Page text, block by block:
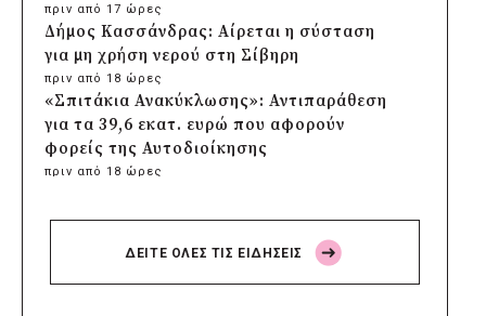
πριν από 17 ώρες
Δήμος Κασσάνδρας: Αίρεται η σύσταση
για μη χρήση νερού στη Σίβηρη
πριν από 18 ώρες
«Σπιτάκια Ανακύκλωσης»: Αντιπαράθεση
για τα 39,6 εκατ. ευρώ που αφορούν
φορείς της Αυτοδιοίκησης
πριν από 18 ώρες
Δαφνίου παρά την έλλειψη αρμοδιότητας
Δήμος Αμαρουσίου: Μεγάλες παρεμβάσεις
αναβάθμισης στα σχολεία πριν τον
ΔΕΙΤΕ ΟΛΕΣ ΤΙΣ ΕΙΔΗΣΕΙΣ